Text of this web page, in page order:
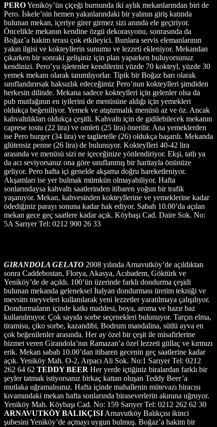
PEROYeniköy’ün çiçeği burnunda iki aylık mekanlarından biri de
Pero. İskele’nin hemen yakınlarındaki bir yalının giriş katında
bulunan mekan, içeriye girer girmez sizi anında ele geçiriyor.
Öncelikle mekanın kendine özgü dekorasyonu, sonrasında da
Boğaz’a hakim terası çok etkileyici. Bunlara servis elemanlarının
yakın ilgisi ve kokteyllerin sunumu ve lezzeti ekleniyor. Mekandan
çıkarken bir sonraki gelişiniz için plan yaparken buluyorsunuz
kendinizi. Pero’yu işletenler kendilerini yüzde 70 kokteyl, yüzde 30
yemek mekanı olarak tanımlıyorlar. Tipik bir Boğaz barı olarak
sınıflandırırsak haksızlık edeceğimiz Pero’nun kokteylleri şimdiden
herkesin dilinde. Mekana sadece kokteylleri için gelenler olsa da
pub mutfağının en iyilerini de menüsüne aldığı için yemekleri
oldukça beğeniliyor. Yemek ve atıştırmalık menüsü az ve öz. Ancak
kahvaltılıkları oldukça çeşitli. Kahvaltı için de gidilebilecek mekanın
caprese tostu (22 lira) ve omleti (25 lira) önerilir. Ana yemeklerden
ise Pero burger (34 lira) ve taglietelle (26) oldukça başarılı. Mekanda
glütensiz penne (26 lira) de bulunuyor. Kokteylleri 40-42 lira
arasında ve menüsü sizi ne içeceğinize yönlendiriyor. Ekşi, tatlı ya
da acı seviyorsanız ona göre sınıflanmış bir haritayla önünüze
geliyor. Pero hafta içi genelde akşama doğru hareketleniyor.
Akşamları ise yer bulmak mümkün olmayabiliyor. Hafta
sonlarındaysa kahvaltı saatlerinden itibaren yoğun bir trafik
yaşanıyor. Mekan, kahvesinden kokteyllerine ve yemeklerine kadar
ödediğiniz parayı sonuna kadar hak ediyor. Sabah 10.00’da açılan
mekan gece geç saatlere kadar açık. Köybaşı Cad. Daire Sok. No:
5A Sarıyer Tel: 0212 900 26 33
GIRANDOLA GELATO 2008 yılında Arnavutköy’de açıldıktan
sonra Caddebostan, Florya, Akasya, Acıbadem, Göktürk ve
Yeniköy’de de açıldı. 100’ün üzerinde farklı dondurma çeşidi
bulunan mekanda geleneksel İtalyan dondurması üretim tekniği ve
mevsim meyveleri kullanılarak yeni lezzetler yaratılmaya çalışılıyor.
Dondurmaların içinde katkı maddesi, boya, aroma ve hazır baz
kullanılmıyor. Çok sayıda sorbe seçenekleri bulunuyor. Tarçın elma,
tiramisu, çiko sorbe, kazandibi, Bodrum mandalina, sütlü ayva en
çok beğenilenler arasında. Her ay özel bir çeşit ile misafirlerine
hizmet veren Girandola’nın Ramazan’a özel lezzeti güllaç ve kırmızı
erik. Mekan sabah 10.00’dan itibaren gecenin geç saatlerine kadar
açık. Yeniköy Mah. O-2, Arpacı Ali Sok. No:1 Sarıyer Tel: 0212
262 64 62 TEDDY BEER Her yerde içtiğiniz biralardan farklı bir
şeyler tatmak istiyorsanız birkaç kattan oluşan Teddy Beer’a
mutlaka uğramalısınız. Hafta içinde mahallenin mütevazı biracısı
kıvamındaki mekan hafta sonlarında biraseverlerin akınına uğruyor.
Yeniköy Mah. Köybaşı Cad. No: 159 Sarıyer Tel: 0212 262 62 30
ARNAVUTKÖY BALIKÇISI Arnavutköy Balıkçısı ikinci
şubesini Yeniköy’de açmayı uygun bulmuş. Boğaz’a hakim bir